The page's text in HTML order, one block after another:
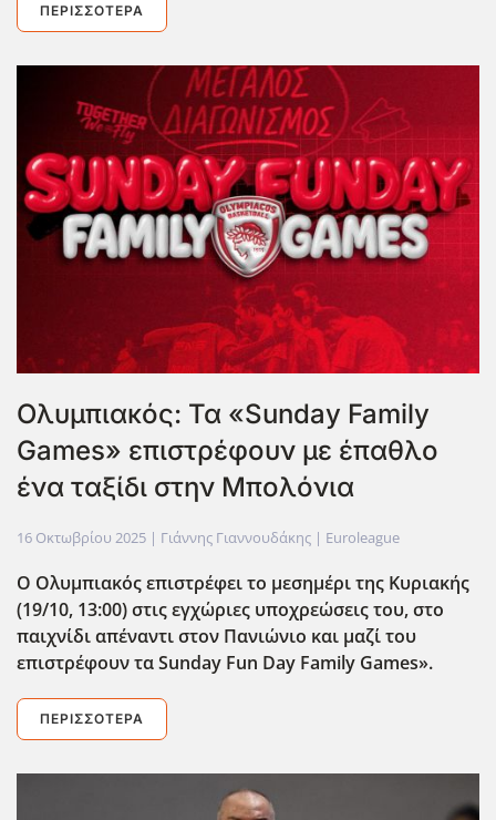
ΠΕΡΙΣΣΌΤΕΡΑ
Ολυμπιακός: Τα «Sunday Family
Games» επιστρέφουν με έπαθλο
ένα ταξίδι στην Μπολόνια
16 Οκτωβρίου 2025 | Γιάννης Γιαννουδάκης | Euroleague
Ο Ολυμπιακός επιστρέφει το μεσημέρι της Κυριακής
(19/10, 13:00) στις εγχώριες υποχρεώσεις του, στο
παιχνίδι απέναντι στον Πανιώνιο και μαζί του
επιστρέφουν τα Sunday Fun Day Family Games».
ΠΕΡΙΣΣΌΤΕΡΑ